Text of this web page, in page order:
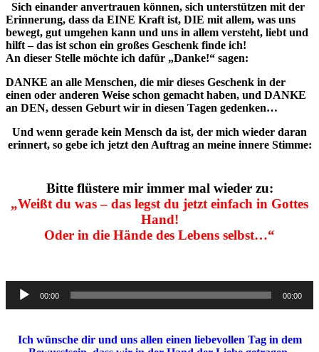
Sich einander anvertrauen können, sich unterstützen mit der
Erinnerung, dass da EINE Kraft ist, DIE mit allem, was uns
bewegt, gut umgehen kann und uns in allem versteht, liebt und
hilft – das ist schon ein großes Geschenk finde ich!
An dieser Stelle möchte ich dafür „Danke!“ sagen:
DANKE an alle Menschen, die mir dieses Geschenk in der
einen oder anderen Weise schon gemacht haben, und DANKE
an DEN, dessen Geburt wir in diesen Tagen gedenken…
Und wenn gerade kein Mensch da ist, der mich wieder daran
erinnert, so gebe ich jetzt den Auftrag an meine innere Stimme:
Bitte flüstere mir immer mal wieder zu:
„Weißt du was – das legst du jetzt einfach in Gottes
Hand!
Oder in die Hände des Lebens selbst…“
Audio-
Player
00:00 00:00
Ich wünsche dir und uns allen einen liebevollen Tag in dem